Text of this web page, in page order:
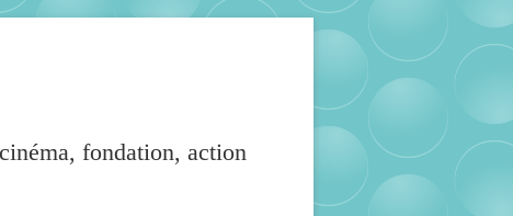
fondation, action